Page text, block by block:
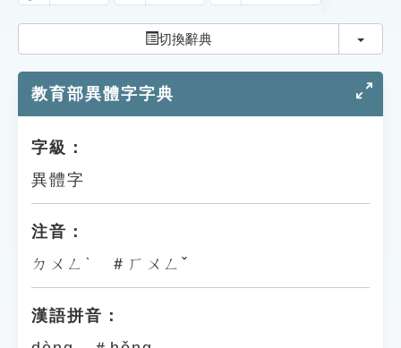
貓頭鷹博士
切換辭典 切換
教育部異體字字典
字級：
異體字
注音：
ㄉㄨㄥˋ ＃ㄏㄨㄥˇ
漢語拼音：